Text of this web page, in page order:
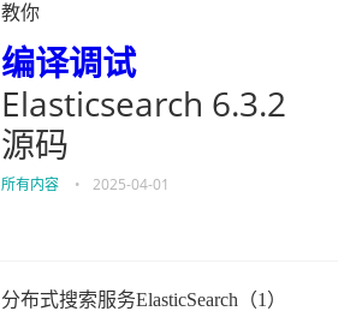
教你
编译调试
Elasticsearch 6.3.2
源码
所有内容 • 2025-04-01
分布式搜索服务ElasticSearch（1）